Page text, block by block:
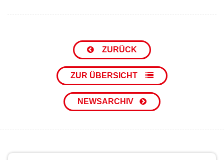
ZURÜCK
ZUR ÜBERSICHT
NEWSARCHIV